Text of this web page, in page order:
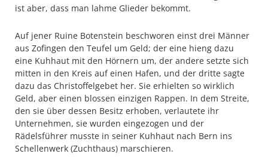
ist aber, dass man lahme Glieder bekommt.
Auf jener Ruine Botenstein beschworen einst drei Männer
aus Zofingen den Teufel um Geld; der eine hieng dazu
eine Kuhhaut mit den Hörnern um, der andere setzte sich
mitten in den Kreis auf einen Hafen, und der dritte sagte
dazu das Christoffelgebet her. Sie erhielten so wirklich
Geld, aber einen blossen einzigen Rappen. In dem Streite,
den sie über dessen Besitz erhoben, verlautete ihr
Unternehmen, sie wurden eingezogen und der
Rädelsführer musste in seiner Kuhhaut nach Bern ins
Schellenwerk (Zuchthaus) marschieren.